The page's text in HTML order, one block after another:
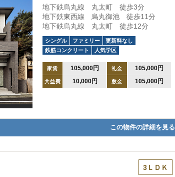
地下鉄烏丸線 丸太町 徒歩3分
地下鉄東西線 烏丸御池 徒歩11分
地下鉄烏丸線 丸太町 徒歩12分
シングル ファミリー
更新料なし
鉄筋コンクリート
人気学区
家賃 105,000円 礼金 105,000円
共益費 10,000円 敷金 105,000円
この物件の詳細を見る
3ＬＤＫ